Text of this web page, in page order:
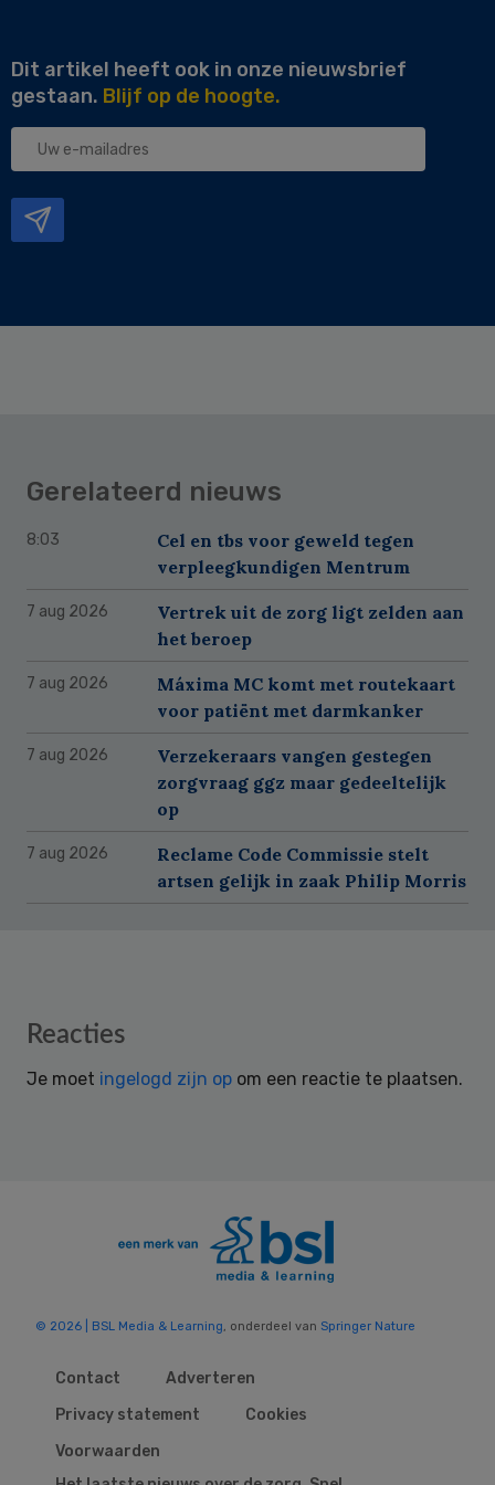
Dit artikel heeft ook in onze nieuwsbrief
gestaan. Blijf op de hoogte.
Uw
Gerelateerd nieuws
8:03
Cel en tbs voor geweld tegen
verpleegkundigen Mentrum
7 aug 2026
Vertrek uit de zorg ligt zelden aan
het beroep
7 aug 2026
Máxima MC komt met routekaart
voor patiënt met darmkanker
7 aug 2026
Verzekeraars vangen gestegen
zorgvraag ggz maar gedeeltelijk
op
7 aug 2026
Reclame Code Commissie stelt
artsen gelijk in zaak Philip Morris
Reader
Reacties
Je moet ingelogd zijn op om een reactie te plaatsen.
© 2026 | BSL Media & Learning , onderdeel van Springer Nature
Contact
Adverteren
Privacy statement
Cookies
Voorwaarden